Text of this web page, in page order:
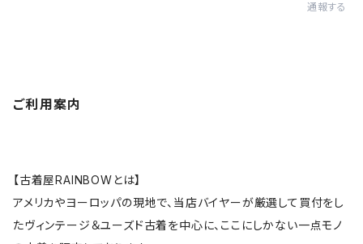
通報する
ご利用案内
【古着屋RAINBOWとは】
アメリカやヨーロッパの現地で、当店バイヤーが厳選して買付をし
たヴィンテージ＆ユーズド古着を中心に、ここにしかない一点モノ